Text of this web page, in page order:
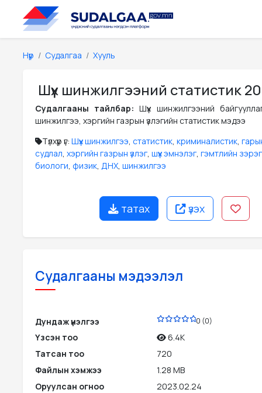
Нүүр Судалгаа Хууль
Шүүх шинжилгээний статистик
Судалгааны тайлбар:Шүүх шинжилгээний
шинжилгээ, хэргийн газрын үзлэгийн статистик мэдээ
Түлхүүр үг: Шүүх шинжилгээ, статистик, криминалистик,
судлал, хэргийн газрын үзлэг, шүүх эмнэлэг, гэмтлийн зэрэг
биологи, физик, ДНХ, шинжилгээ
татах үзэх
Судалгааны мэдээлэл
Дундаж үнэлгээ 0 (0)
Үзсэн тоо
6.4K
Татсан тоо
720
Файлын хэмжээ
1.28 MB
Оруулсан огноо
2023.02.24